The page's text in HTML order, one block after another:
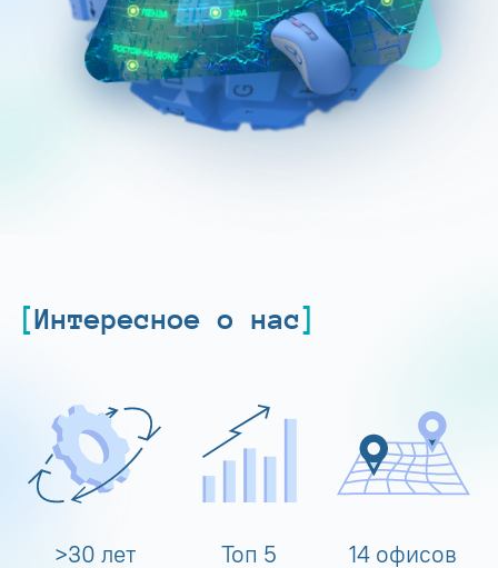
Интересное о нас
>30 лет Топ 5 14 офисов